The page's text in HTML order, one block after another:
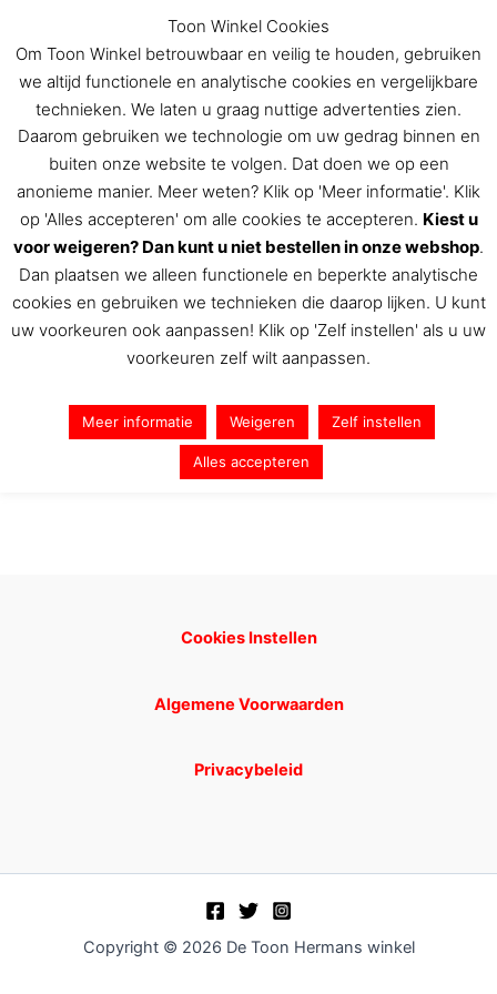
inhoud
De Toon Hermans winkel
Home/ Producten getagged “versjes”
versjes
voldoen.
Cookies Instellen
Algemene Voorwaarden
Privacybeleid
Copyright © 2026 De Toon Hermans winkel
Toon Winkel Cookies
Om Toon Winkel betrouwbaar en veilig te houden, gebruiken
we altijd functionele en analytische cookies en vergelijkbare
technieken. We laten u graag nuttige advertenties zien.
Daarom gebruiken we technologie om uw gedrag binnen en
buiten onze website te volgen. Dat doen we op een
anonieme manier. Meer weten? Klik op 'Meer informatie'. Klik
op 'Alles accepteren' om alle cookies te accepteren. Kiest u
voor weigeren? Dan kunt u niet bestellen in onze webshop.
Dan plaatsen we alleen functionele en beperkte analytische
cookies en gebruiken we technieken die daarop lijken. U kunt
uw voorkeuren ook aanpassen! Klik op 'Zelf instellen' als u uw
voorkeuren zelf wilt aanpassen.
Meer informatie Weigeren Zelf instellen
Alles accepteren